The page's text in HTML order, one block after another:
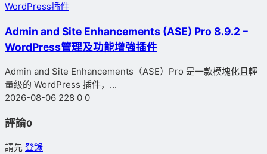
WordPress插件
Admin and Site Enhancements (ASE) Pro 8.9.2 –
WordPress管理及功能增強插件
Admin and Site Enhancements（ASE）Pro 是一款模塊化且輕
量級的 WordPress 插件，...
2026-08-06 228 0 0
評論0
請先 登錄